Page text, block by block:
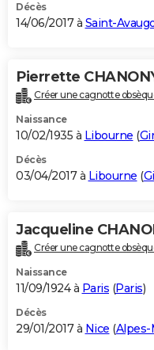
Décès
14/06/2017 à Saint-
Pierrette
Créer une cagnotte
Naissance
10/02/1935 à Libourne (
Décès
03/04/2017 à Libourne (
Jacqueline
Créer une cagnotte
Naissance
11/09/1924 à Paris (Paris)
Décès
29/01/2017 à Nice (